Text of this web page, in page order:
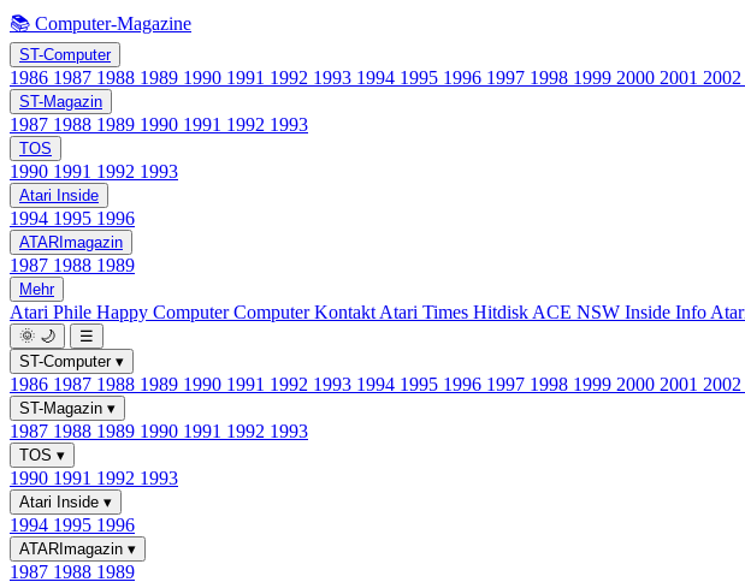
📚 Computer-Magazine
ST-Computer
1986 1987 1988 1989 1990 1991 1992 1993 1994 1995 1996 1997 1998 1999 2000 2001 2002
ST-Magazin
1987 1988 1989 1990 1991 1992 1993
TOS
1990 1991 1992 1993
Atari Inside
1994 1995 1996
ATARImagazin
1987 1988 1989
Mehr
Atari Phile Happy ComputerComputer Kontakt Atari Times Hitdisk ACE NSW Inside Info
🌞 🌙
☰
ST-Computer ▾
1986 1987 1988 1989 1990 1991 1992 1993 1994 1995 1996 1997 1998 1999 2000 2001 2002
ST-Magazin ▾
1987 1988 1989 1990 1991 1992 1993
TOS ▾
1990 1991 1992 1993
Atari Inside ▾
1994 1995 1996
ATARImagazin ▾
1987 1988 1989